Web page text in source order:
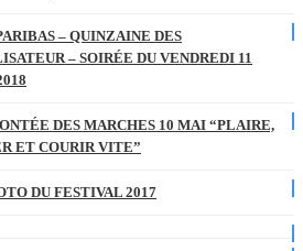
– QUINZAINE DES
– SOIRÉE DU VENDREDI 11
DES MARCHES 10 MAI “PLAIRE,
ET COURIR VITE”
DU FESTIVAL 2017